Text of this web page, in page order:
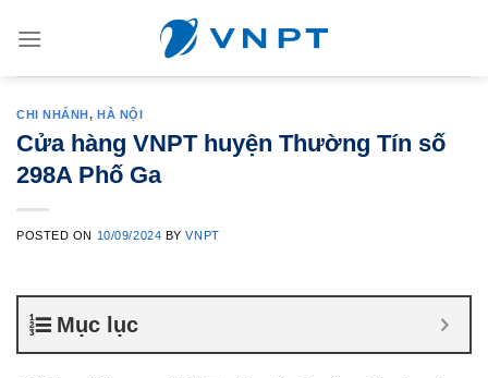
CHI NHÁNH,HÀ NỘI
Cửa hàng VNPT huyện Thường Tín số
298A Phố Ga
POSTED ON 10/09/2024 BYVNPT
Mục lục